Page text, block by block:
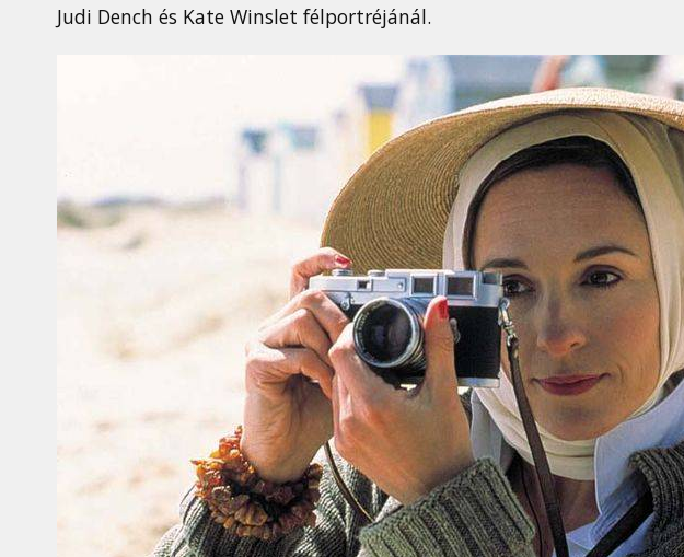
Judi Dench és Kate Winslet félportréjánál.